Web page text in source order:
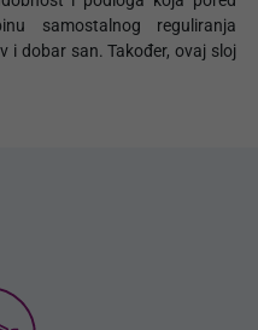
samostalnog reguliranja
i dobar san. Također, ovaj sloj